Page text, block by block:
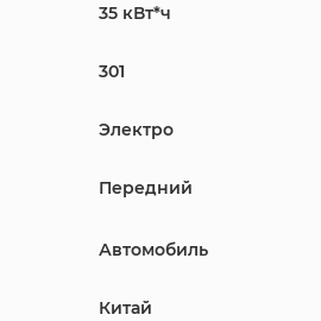
35 кВт*ч
301
Электро
Передний
Автомобиль
Китай